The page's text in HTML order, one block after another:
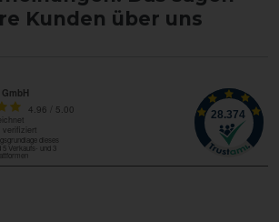
Kunden über uns